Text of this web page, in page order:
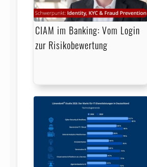
CIAM im Banking: Vom Login
zur Risikobewertung